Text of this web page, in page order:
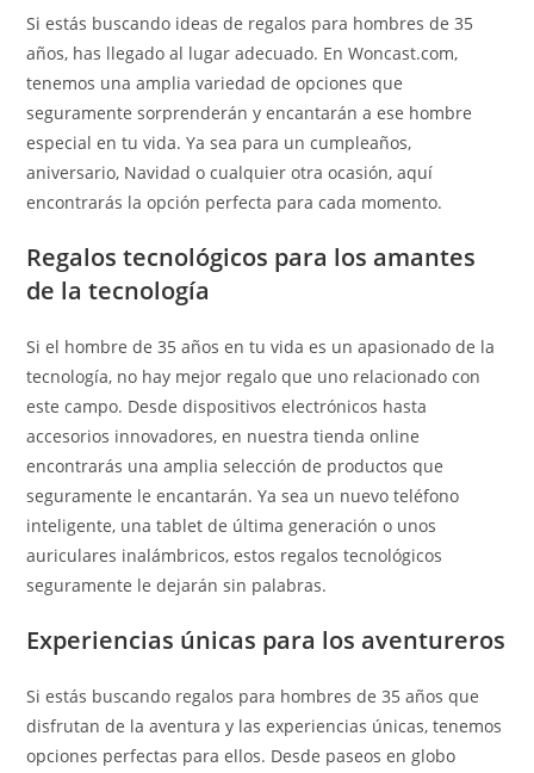
Si estás buscando ideas de regalos para hombres de 35
años, has llegado al lugar adecuado. En Woncast.com,
tenemos una amplia variedad de opciones que
seguramente sorprenderán y encantarán a ese hombre
especial en tu vida. Ya sea para un cumpleaños,
aniversario, Navidad o cualquier otra ocasión, aquí
encontrarás la opción perfecta para cada momento.
Regalos tecnológicos para los amantes
de la tecnología
Si el hombre de 35 años en tu vida es un apasionado de la
tecnología, no hay mejor regalo que uno relacionado con
este campo. Desde dispositivos electrónicos hasta
accesorios innovadores, en nuestra tienda online
encontrarás una amplia selección de productos que
seguramente le encantarán. Ya sea un nuevo teléfono
inteligente, una tablet de última generación o unos
auriculares inalámbricos, estos regalos tecnológicos
seguramente le dejarán sin palabras.
Experiencias únicas para los aventureros
Si estás buscando regalos para hombres de 35 años que
disfrutan de la aventura y las experiencias únicas, tenemos
opciones perfectas para ellos. Desde paseos en globo